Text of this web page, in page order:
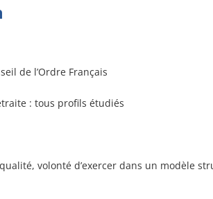
de l’Ordre Français
: tous profils étudiés
volonté d’exercer dans un modèle